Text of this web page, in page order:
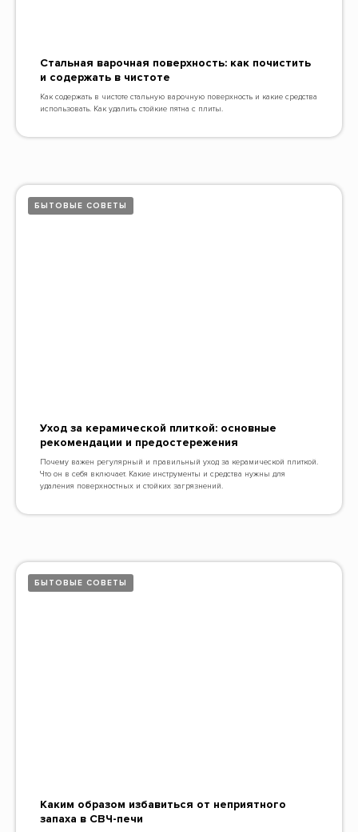
Стальная варочная поверхность: как почистить
и содержать в чистоте
Как содержать в чистоте стальную варочную поверхность и какие средства
использовать. Как удалить стойкие пятна с плиты.
БЫТОВЫЕ СОВЕТЫ
Уход за керамической плиткой: основные
рекомендации и предостережения
Почему важен регулярный и правильный уход за керамической плиткой.
Что он в себя включает. Какие инструменты и средства нужны для
удаления поверхностных и стойких загрязнений.
БЫТОВЫЕ СОВЕТЫ
Каким образом избавиться от неприятного
запаха в СВЧ-печи